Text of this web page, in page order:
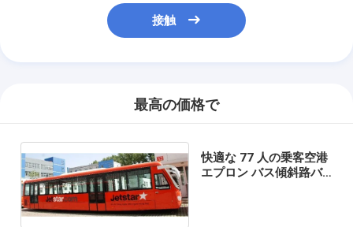
接触
最高の価格で
快適な 77 人の乗客空港
エプロン バス傾斜路バ